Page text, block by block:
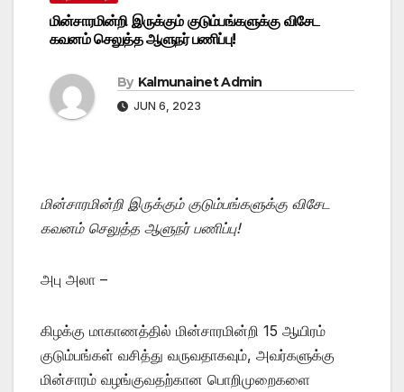
மின்சாரமின்றி இருக்கும் குடும்பங்களுக்கு விசேட
கவனம் செலுத்த ஆளுநர் பணிப்பு!
By Kalmunainet Admin
JUN 6, 2023
மின்சாரமின்றி இருக்கும் குடும்பங்களுக்கு விசேட
கவனம் செலுத்த ஆளுநர் பணிப்பு!
அபு அலா –
கிழக்கு மாகாணத்தில் மின்சாரமின்றி 15 ஆயிரம்
குடும்பங்கள் வசித்து வருவதாகவும், அவர்களுக்கு
மின்சாரம் வழங்குவதற்கான பொறிமுறைகளை